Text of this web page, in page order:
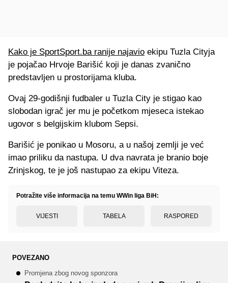
Kako je SportSport.ba ranije najavio ekipu Tuzla Cityja
je pojačao Hrvoje Barišić koji je danas zvanično
predstavljen u prostorijama kluba.
Ovaj 29-godišnji fudbaler u Tuzla City je stigao kao
slobodan igrač jer mu je početkom mjeseca istekao
ugovor s belgijskim klubom Sepsi.
Barišić je ponikao u Mosoru, a u našoj zemlji je već
imao priliku da nastupa. U dva navrata je branio boje
Zrinjskog, te je još nastupao za ekipu Viteza.
Potražite više informacija na temu WWin liga BiH:
VIJESTI TABELA RASPORED
POVEZANO
Promjena zbog novog sponzora